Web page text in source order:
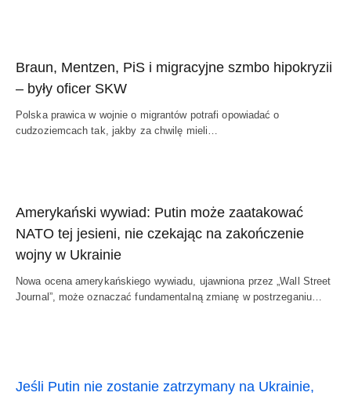
Braun, Mentzen, PiS i migracyjne szmbo hipokryzii
– były oficer SKW
Polska prawica w wojnie o migrantów potrafi opowiadać o
cudzoziemcach tak, jakby za chwilę mieli…
Amerykański wywiad: Putin może zaatakować
NATO tej jesieni, nie czekając na zakończenie
wojny w Ukrainie
Nowa ocena amerykańskiego wywiadu, ujawniona przez „Wall Street
Journal”, może oznaczać fundamentalną zmianę w postrzeganiu…
Jeśli Putin nie zostanie zatrzymany na Ukrainie,